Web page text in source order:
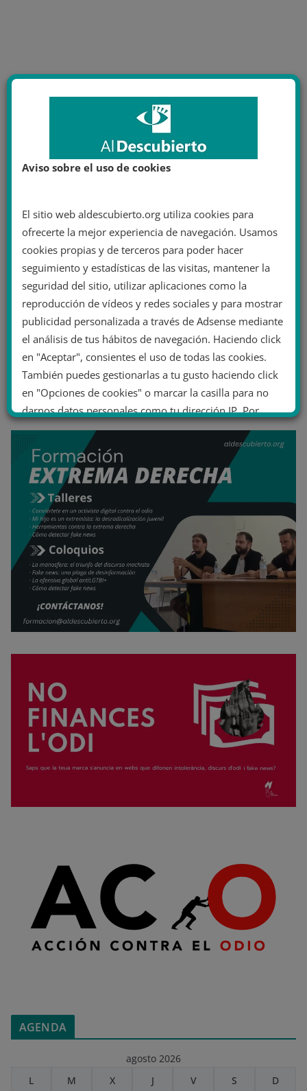
AGENDA
agosto 2026
L
M X J V S D
Aviso sobre el uso de cookies
El sitio web aldescubierto.org utiliza cookies para
ofrecerte la mejor experiencia de navegación. Usamos
cookies propias y de terceros para poder hacer
seguimiento y estadísticas de las visitas, mantener la
seguridad del sitio, utilizar aplicaciones como la
reproducción de vídeos y redes sociales y para mostrar
publicidad personalizada a través de Adsense mediante
el análisis de tus hábitos de navegación. Haciendo click
en "Aceptar", consientes el uso de todas las cookies.
También puedes gestionarlas a tu gusto haciendo click
en "Opciones de cookies" o marcar la casilla para no
darnos datos personales como tu dirección IP. Por
último, puedes leer nuestra Política de cookies.
No dar mi información personal
Opciones de cookies Aceptar cookies
Rechazar cookies Política de cookies